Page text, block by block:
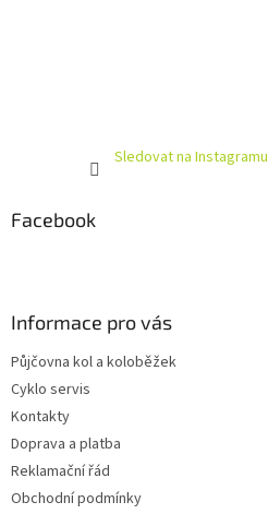
Sledovat na Instagramu
Facebook
Informace pro vás
Půjčovna kol a koloběžek
Cyklo servis
Kontakty
Doprava a platba
Reklamační řád
Obchodní podmínky